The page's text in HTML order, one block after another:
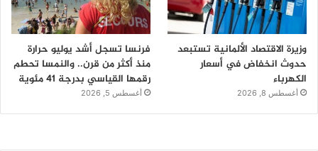
وزيرة الاقتصاد الألمانية تستبعد
حدوث انخفاض في أسعار
الكهرباء
أغسطس 8, 2026
فرنسا تسجل أشد يوليو حرارة
منذ أكثر من قرن.. والنمسا تحطم
رقمها القياسي بدرجة 41 مئوية
أغسطس 5, 2026